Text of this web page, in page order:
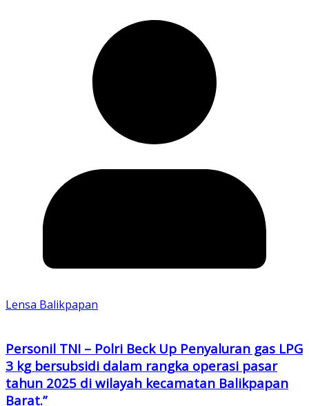
Lensa Balikpapan
Personil TNI – Polri Beck Up Penyaluran gas LPG
3 kg bersubsidi dalam rangka operasi pasar
tahun 2025 di wilayah kecamatan Balikpapan
Barat.”